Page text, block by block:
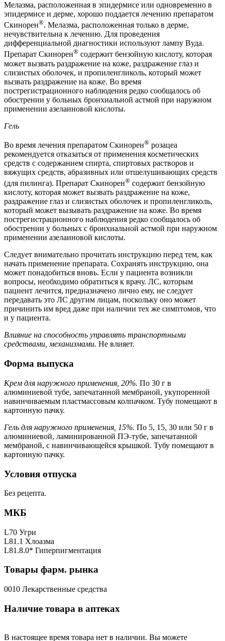
Мелазма, расположенная в эпидермисе или одновременно в
эпидермисе и дерме, хорошо поддается лечению препаратом
Скинорен®. Мелазма, расположенная только в дерме,
нечувствительна к лечению. Для проведения
дифференциальной диагностики используют лампу Вуда.
Препарат Скинорен® содержит бензойную кислоту, которая
может вызвать раздражение на коже, раздражение глаз и
слизистых оболочек, и пропиленгликоль, который может
вызвать раздражение на коже. Во время
пострегистрационного наблюдения редко сообщалось об
обострении у больных бронхиальной астмой при наружном
применении азелаиновой кислоты.
Гель
Во время лечения препаратом Скинорен® розацеа
рекомендуется отказаться от применения косметических
средств с содержанием спирта, спиртовых растворов и
вяжущих средств, абразивных или отшелушивающих средств
(для пилинга). Препарат Скинорен® содержит бензойную
кислоту, которая может вызвать раздражение на коже,
раздражение глаз и слизистых оболочек и пропиленгликоль,
который может вызывать раздражение на коже. Во время
пострегистрационного наблюдения редко сообщалось об
обострении у больных с бронхиальной астмой при наружном
применении азелаиновой кислоты.
Следует внимательно прочитать инструкцию перед тем, как
начать применение препарата. Сохранять инструкцию, она
может понадобиться вновь. Если у пациента возникли
вопросы, необходимо обратиться к врачу. ЛС, которым
пациент лечится, предназначено лично ему, не следует
передавать это ЛС другим лицам, поскольку оно может
причинить им вред даже при наличии тех же симптомов, что
и у пациента.
Влияние на способность управлять транспортными
средствами, механизмами. Не влияет.
Форма выпуска
Крем для наружного применения, 20%. По 30 г в
алюминиевой тубе, запечатанной мембраной, укупоренной
навинчиваемым пластмассовым колпачком. Тубу помещают в
картонную пачку.
Гель для наружного применения, 15%. По 5, 15, 30 или 50 г в
алюминиевой, ламинированной ПЭ-тубе, запечатанной
мембраной, с навинчивающейся крышкой. Тубу помещают в
картонную пачку.
Условия отпуска
Без рецепта.
МКБ
L70 Угри
L81.1 Хлоазма
L81.8.0* Гиперпигментация
Товары фарм. рынка
0010 Лекарственные средства
Наличие товара в аптеках
В настоящее время товара нет в наличии. Вы можете